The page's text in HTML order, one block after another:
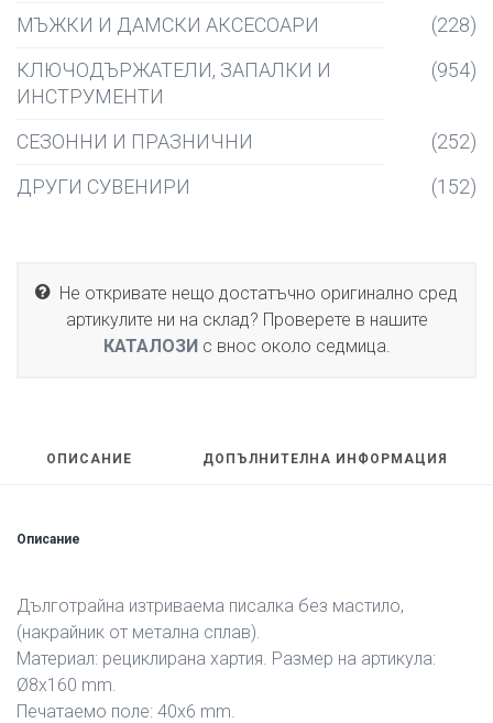
МЪЖКИ И ДАМСКИ АКСЕСОАРИ
(228)
КЛЮЧОДЪРЖАТЕЛИ, ЗАПАЛКИ И
ИНСТРУМЕНТИ
(954)
СЕЗОННИ И ПРАЗНИЧНИ
(252)
ДРУГИ СУВЕНИРИ
(152)
Не откривате нещо достатъчно оригинално сред
артикулите ни на склад? Проверете в нашите
КАТАЛОЗИс внос около седмица.
ОПИСАНИЕ ДОПЪЛНИТЕЛНА ИНФОРМАЦИЯ
Описание
Дълготрайна изтриваема писалка без мастило,
(накрайник от метална сплав).
Материал: рециклирана хартия. Размер на артикула:
Ø8х160 mm.
Печатаемо поле: 40х6 mm.